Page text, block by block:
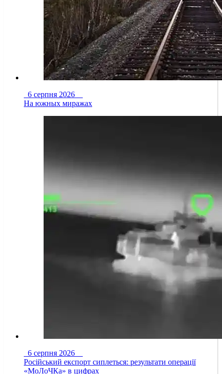
6 серпня 2026
На южных миражах
6 серпня 2026
Російський експорт сиплеться: результати операції
«МоЛоЧКа» в цифрах